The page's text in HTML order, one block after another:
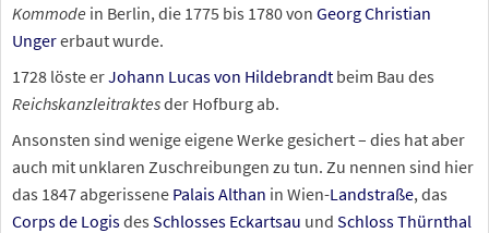
Kommode in Berlin, die 1775 bis 1780 von Georg Christian
Ungererbaut wurde.
1728 löste erJohann Lucas von Hildebrandt beim Bau des
Reichskanzleitraktesder Hofburg ab.
Ansonsten sind wenige eigene Werke gesichert – dies hat aber
auch mit unklaren Zuschreibungen zu tun. Zu nennen sind hier
das 1847 abgerissene Palais Althan in Wien-Landstraße, das
Corps de Logisdes Schlosses Eckartsau und Schloss Thürnthal